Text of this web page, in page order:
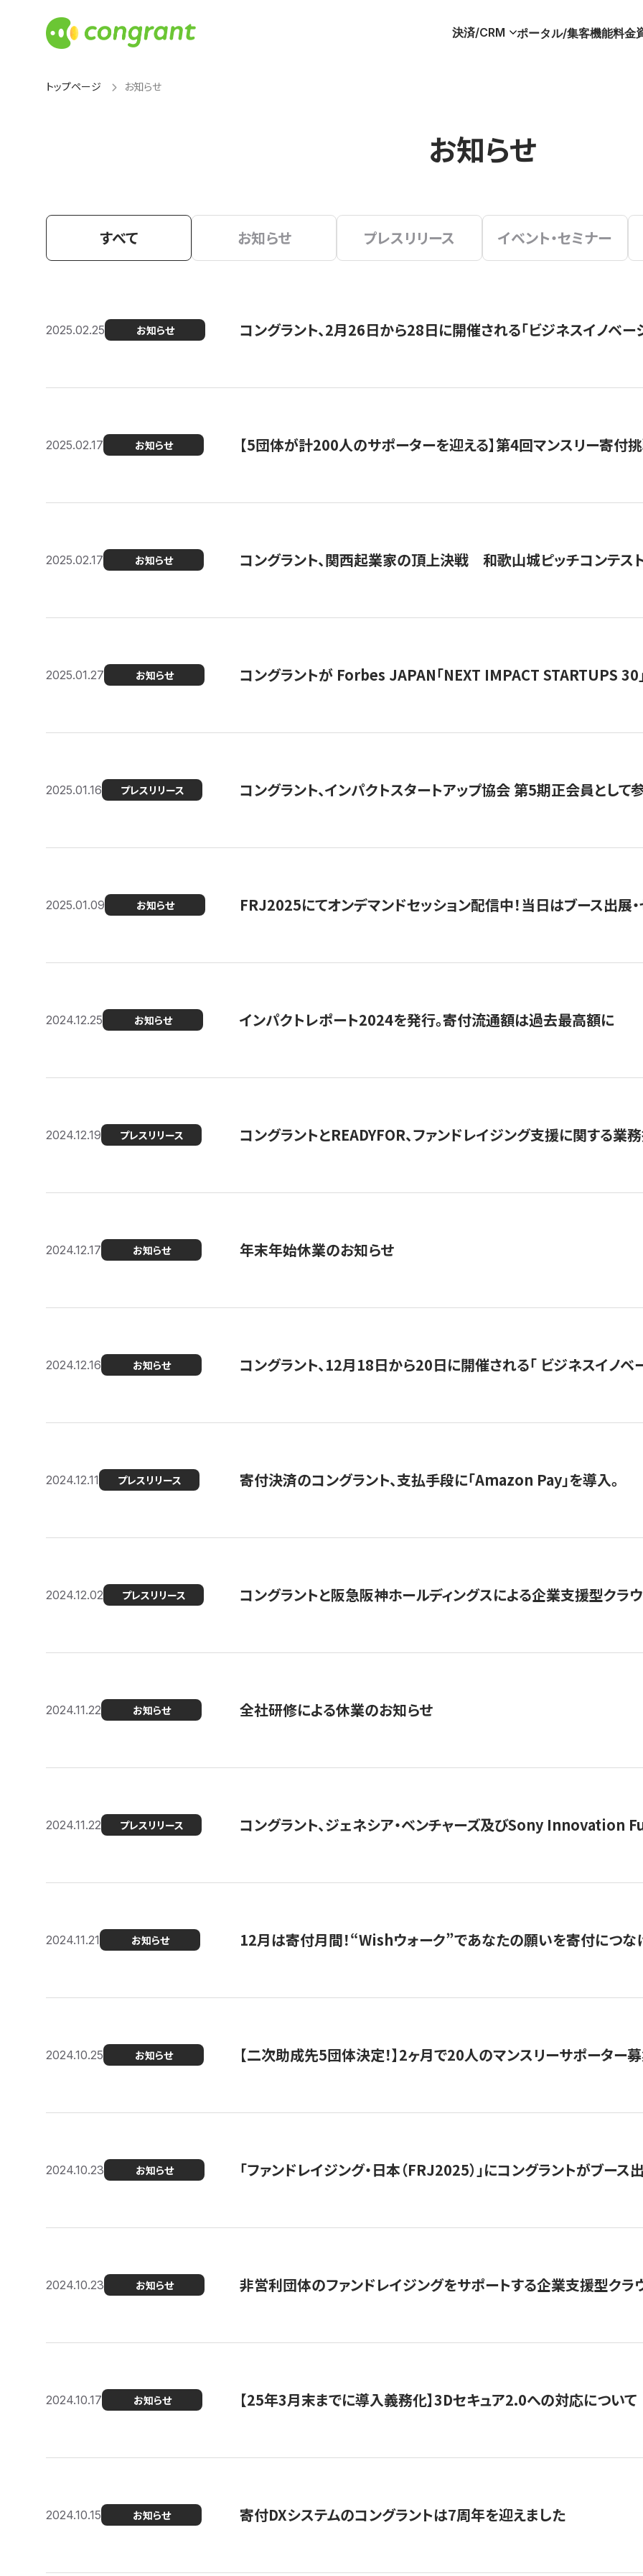
決済/CRM ポータル/集客機能料金
トップページ お知らせ
お知らせ
すべて お知らせ プレスリリース イベント・セミナー
2025.02.25 お知らせ コングラント、2月26日から28日に開催される「ビジネスイノベ
2025.02.17 お知らせ 【5団体が計200人のサポーターを迎える】​​第4回マンスリー寄付
2025.02.17 お知らせ コングラント、関西起業家の頂上決戦 和歌山城ピッチコンテス
2025.01.27 お知らせ コングラントが Forbes JAPAN「NEXT IMPACT STARTUPS 30
2025.01.16 プレスリリース コングラント、インパクトスタートアップ協会 第5期正会員とし
2025.01.09 お知らせ FRJ2025にてオンデマンドセッション配信中！当日はブース出展
2024.12.25 お知らせ インパクトレポート2024を発行。寄付流通額は過去最高額に
2024.12.19 プレスリリース コングラントとREADYFOR、ファンドレイジング支援に関する業
2024.12.17 お知らせ 年末年始休業のお知らせ
2024.12.16 お知らせ コングラント、12月18日から20日に開催される「 ビジネスイノ
2024.12.11 プレスリリース 寄付決済のコングラント、支払手段に「Amazon Pay」を導入。
2024.12.02 プレスリリース コングラントと阪急阪神ホールディングスによる企業支援型クラウ
2024.11.22 お知らせ 全社研修による休業のお知らせ
2024.11.22 プレスリリース コングラント、ジェネシア・ベンチャーズ及びSony Innovation
2024.11.21 お知らせ 12月は寄付月間！“Wishウォーク”であなたの願いを寄付につな
2024.10.25 お知らせ 【二次助成先5団体決定！】2ヶ月で20人のマンスリーサポーター
2024.10.23 お知らせ 「ファンドレイジング・日本（FRJ2025）」にコングラントがブー
2024.10.23 お知らせ 非営利団体のファンドレイジングをサポートする企業支援型クラ
2024.10.17 お知らせ 【25年3月末までに導入義務化】3Dセキュア2.0への対応について
2024.10.15 お知らせ 寄付DXシステムのコングラントは7周年を迎えました